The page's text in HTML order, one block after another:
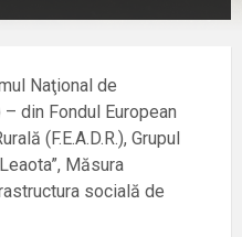
Naţional de
– din Fondul European
(F.E.A.D.R.), Grupul
Măsura
socială de